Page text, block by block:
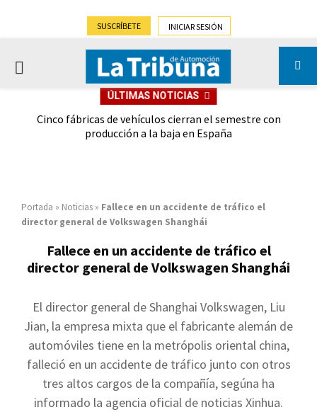
SUSCRÍBETE INICIAR SESIÓN
PRIMARY
ÚLTIMAS NOTICIAS
Cinco fábricas de vehículos cierran el semestre con
producción a la baja en España
Portada » Noticias » Fallece en un accidente de tráfico el
director general de Volkswagen Shanghái
Fallece en un accidente de tráfico el
director general de Volkswagen Shanghái
El director general de Shanghai Volkswagen, Liu
Jian, la empresa mixta que el fabricante alemán de
automóviles tiene en la metrópolis oriental china,
falleció en un accidente de tráfico junto con otros
tres altos cargos de la compañía, segúna ha
informado la agencia oficial de noticias Xinhua.